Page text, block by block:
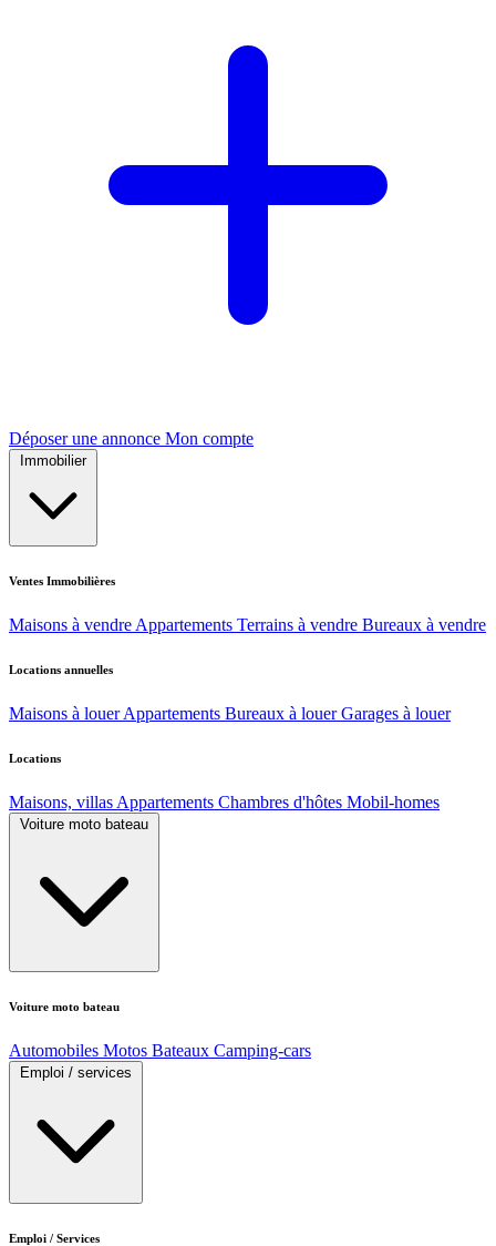
Déposer une annonce Mon compte
Immobilier
Ventes Immobilières
Maisons à vendre Appartements Terrains à vendre Bureaux à vendre
Locations annuelles
Maisons à louer Appartements Bureaux à louer Garages à louer
Locations
Maisons, villas Appartements Chambres d'hôtes Mobil-homes
Voiture moto bateau
Voiture moto bateau
Automobiles Motos Bateaux Camping-cars
Emploi / services
Emploi / Services